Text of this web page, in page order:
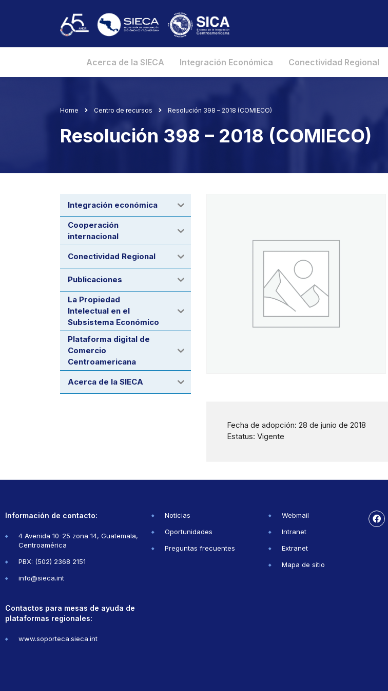
Acerca de la SIECA Integración Económica Conectividad Regional
Home Centro de recursos Resolución 398 – 2018 (COMIECO)
Resolución 398 – 2018 (COMIECO)
Fecha de adopción: 28 de junio de 2018
Estatus: Vigente
Integración económica
Cooperación
internacional
Conectividad Regional
Publicaciones
La Propiedad
Intelectual en el
Subsistema Económico
Plataforma digital de
Comercio
Centroamericana
Acerca de la SIECA
Información de contacto:
4 Avenida 10-25 zona 14, Guatemala,
Centroamérica
PBX: (502) 2368 2151
info@sieca.int
Contactos para mesas de ayuda de
plataformas regionales:
www.soporteca.sieca.int
Noticias
Oportunidades
Preguntas frecuentes
Webmail
Intranet
Extranet
Mapa de sitio